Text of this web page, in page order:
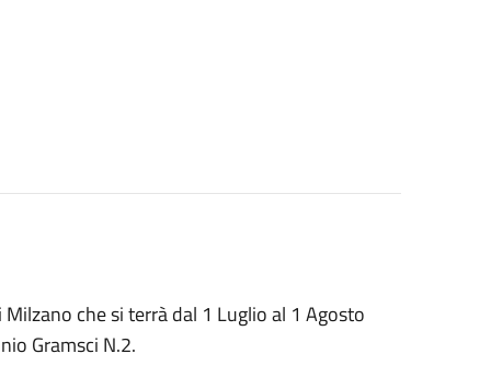
che si terrà dal 1 Luglio al 1 Agosto
Gramsci N.2.